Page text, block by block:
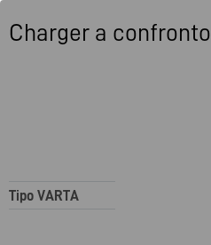
Charger a confronto
Tipo VARTA